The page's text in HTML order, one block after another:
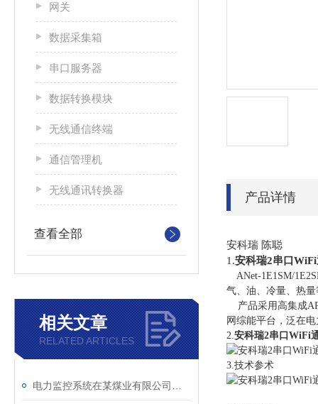
网关
数据采集箱
串口服务器
数据转换模块
无线通信终端
通信管理机
无线通讯转换器
查看全部
相关文章
RELATED ARTICLES
产品详情
安科瑞 陈聪
1.安科瑞2串口
ANet-1E1SM/
气、油、冷量、热
产品采用高集成
网综能平台，泛在
2.安科瑞2串口WiFi
3.技术参术